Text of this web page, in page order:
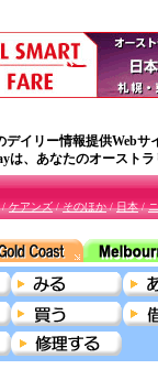
イリー情報提供Webサ
は、あなたのオースト
/ケアンズ/そのほか/日本/